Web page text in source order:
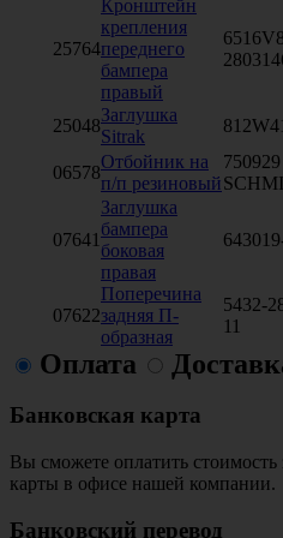
25764
Кронштейн
крепления
переднего
бампера
правый
25048
Заглушка
Sitrak
06578
Отбойник на
п/п резиновый
750929
07641
Заглушка
бампера
боковая
правая
07622
Поперечина
задняя П-
образная
5432-
11
Оплата
Банковская карта
Вы сможете оплатить
карты в офисе нашей компании.
Банковский перевод